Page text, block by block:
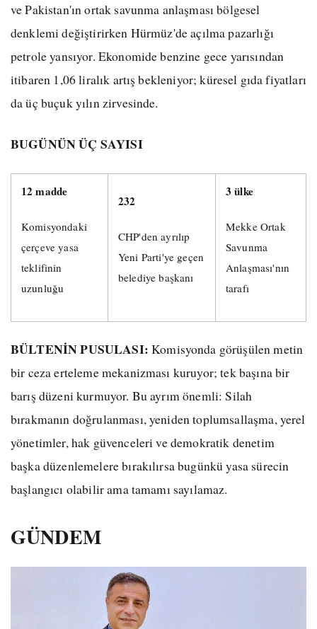
ve Pakistan'ın ortak savunma anlaşması bölgesel
denklemi değiştirirken Hürmüz'de açılma pazarlığı
petrole yansıyor. Ekonomide benzine gece yarısından
itibaren 1,06 liralık artış bekleniyor; küresel gıda fiyatları
da üç buçuk yılın zirvesinde.
BUGÜNÜN ÜÇ SAYISI
12 madde
Komisyondaki
çerçeve yasa
teklifinin
uzunluğu
232
CHP'den ayrılıp
Yeni Parti'ye geçen
belediye başkanı
3 ülke
Mekke Ortak
Savunma
Anlaşması'nın
tarafı
BÜLTENİN PUSULASI: Komisyonda görüşülen metin
bir ceza erteleme mekanizması kuruyor; tek başına bir
barış düzeni kurmuyor. Bu ayrım önemli: Silah
bırakmanın doğrulanması, yeniden toplumsallaşma, yerel
yönetimler, hak güvenceleri ve demokratik denetim
başka düzenlemelere bırakılırsa bugünkü yasa sürecin
başlangıcı olabilir ama tamamı sayılamaz.
GÜNDEM